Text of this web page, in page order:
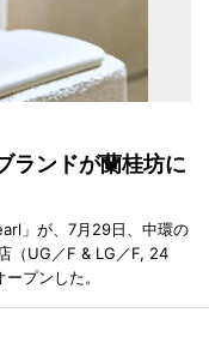
ランドが蘭桂坊に
」が、7月29日、中環の
（UG／F & LG／F, 24
プンした。